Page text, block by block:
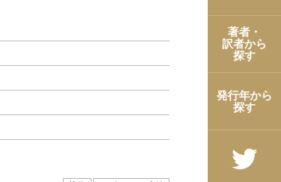
著者・
訳者から
探す
発行年から
探す